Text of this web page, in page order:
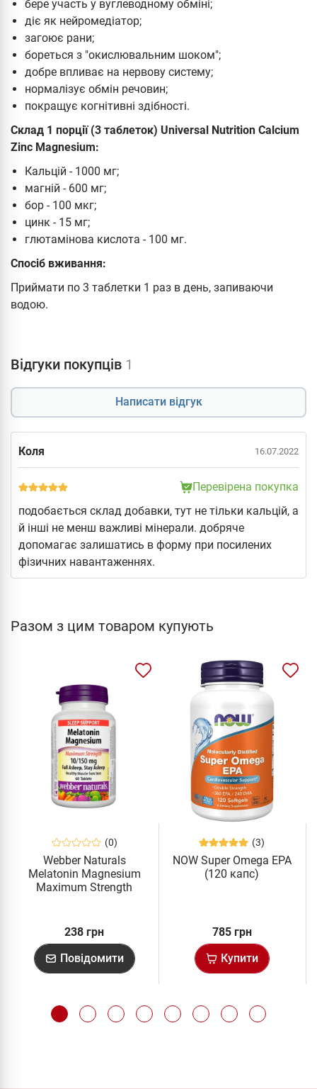
бере участь у вуглеводному обміні;
діє як нейромедіатор;
загоює рани;
бореться з "окислювальним шоком";
добре впливає на нервову систему;
нормалізує обмін речовин;
покращує когнітивні здібності.
Склад 1 порції (3 таблеток) Universal Nutrition Calcium
Zinc Magnesium:
Кальцій - 1000 мг;
магній - 600 мг;
бор - 100 мкг;
цинк - 15 мг;
глютамінова кислота - 100 мг.
Спосіб вживання:
Приймати по 3 таблетки 1 раз в день, запиваючи
водою.
Відгуки покупців 1
Написати відгук
Коля 16.07.2022
Перевірена покупка
подобається склад добавки, тут не тільки кальцій, а
й інші не менш важливі мінерали. добряче
допомагає залишатись в форму при посилених
фізичних навантаженнях.
Разом з цим товаром купують
(0)
Webber Naturals
Melatonin Magnesium
Maximum Strength
238 грн
Повідомити
(3)
NOW Super Omega EPA
(120 капс)
785 грн
Купити